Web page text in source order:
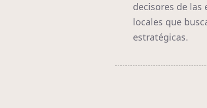
decisores de las
locales que
estratégicas.